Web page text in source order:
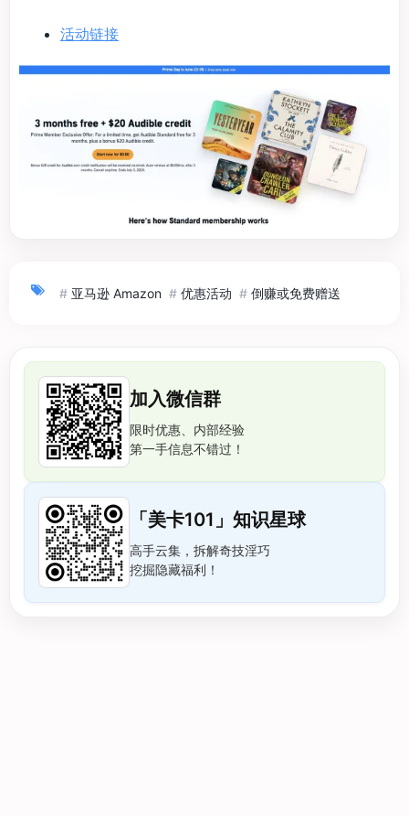
活动链接
# 亚马逊 Amazon # 优惠活动 # 倒赚或免费赠送
加入微信群
限时优惠、内部经验
第一手信息不错过！
「美卡101」知识星球
高手云集，拆解奇技淫巧
挖掘隐藏福利！